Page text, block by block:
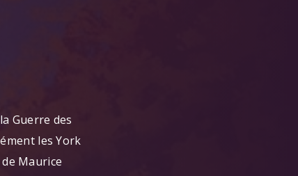
Guerre des
les York
Maurice